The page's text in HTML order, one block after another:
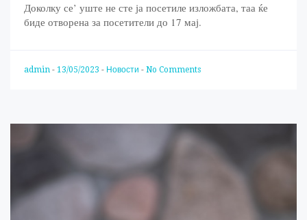
Доколку се’ уште не сте ја посетиле изложбата, таа ќе
биде отворена за посетители до 17 мај.
admin - 13/05/2023 - Новости - No Comments